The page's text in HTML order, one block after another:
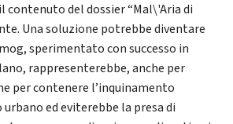
contenuto del dossier “Mal\'Aria di
Una soluzione potrebbe diventare
sperimentato con successo in
rappresenterebbe, anche per
per contenere l’inquinamento
ed eviterebbe la presa di